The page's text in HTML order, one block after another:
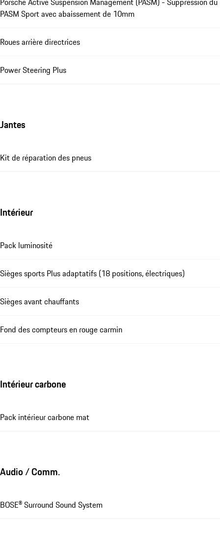
PASM Sport avec abaissement de 10mm
Roues arrière directrices
Power Steering Plus
Jantes
Kit de réparation des pneus
Intérieur
Pack luminosité
Sièges sports Plus adaptatifs (18 positions, électriques)
Sièges avant chauffants
Fond des compteurs en rouge carmin
Intérieur carbone
Pack intérieur carbone mat
Audio / Comm.
BOSE® Surround Sound System